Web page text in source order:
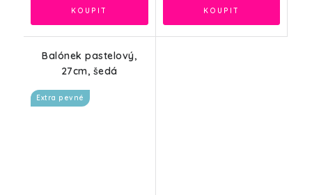
Balónek pastelový,
27cm, šedá
Extra pevné